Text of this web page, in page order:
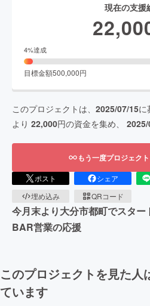
現在の支援
4%達成
目標金額500,000円
このプロジェクトは、 2025/07/15に
より 22,000円の資金を集め、
もう一度プロジェク
ポスト シェア
埋め込み
QRコード
今月末より大分市都町でスター
BAR営業の応援
このプロジェクトを見た人
ています